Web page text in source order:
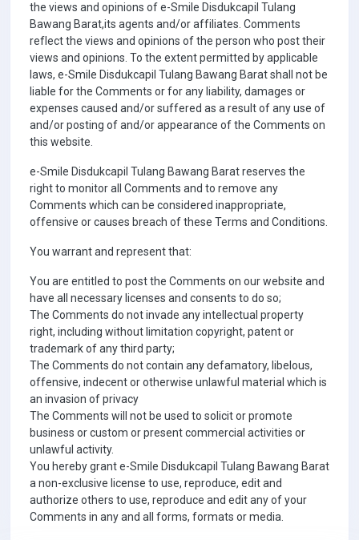
the views and opinions of e-Smile Disdukcapil Tulang
Bawang Barat,its agents and/or affiliates. Comments
reflect the views and opinions of the person who post their
views and opinions. To the extent permitted by applicable
laws, e-Smile Disdukcapil Tulang Bawang Barat shall not be
liable for the Comments or for any liability, damages or
expenses caused and/or suffered as a result of any use of
and/or posting of and/or appearance of the Comments on
this website.
e-Smile Disdukcapil Tulang Bawang Barat reserves the
right to monitor all Comments and to remove any
Comments which can be considered inappropriate,
offensive or causes breach of these Terms and Conditions.
You warrant and represent that:
You are entitled to post the Comments on our website and
have all necessary licenses and consents to do so;
The Comments do not invade any intellectual property
right, including without limitation copyright, patent or
trademark of any third party;
The Comments do not contain any defamatory, libelous,
offensive, indecent or otherwise unlawful material which is
an invasion of privacy
The Comments will not be used to solicit or promote
business or custom or present commercial activities or
unlawful activity.
You hereby grant e-Smile Disdukcapil Tulang Bawang Barat
a non-exclusive license to use, reproduce, edit and
authorize others to use, reproduce and edit any of your
Comments in any and all forms, formats or media.